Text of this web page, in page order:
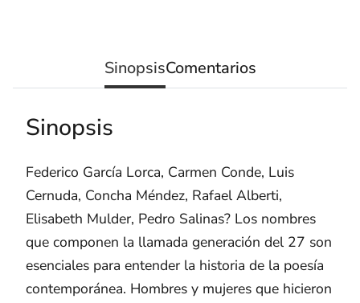
SinopsisComentarios
Sinopsis
Federico García Lorca, Carmen Conde, Luis
Cernuda, Concha Méndez, Rafael Alberti,
Elisabeth Mulder, Pedro Salinas? Los nombres
que componen la llamada generación del 27 son
esenciales para entender la historia de la poesía
contemporánea. Hombres y mujeres que hicieron